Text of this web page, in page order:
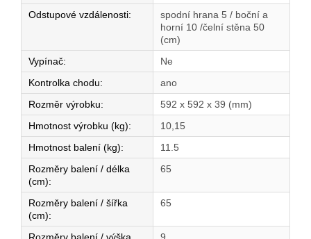
Odstupové vzdálenosti:
spodní hrana 5 / boční a
horní 10 /čelní stěna 50
(cm)
Vypínač:
Ne
Kontrolka chodu:
ano
Rozměr výrobku:
592 x 592 x 39 (mm)
Hmotnost výrobku (kg):
10,15
Hmotnost balení (kg):
11.5
Rozměry balení / délka
(cm):
65
Rozměry balení / šířka
(cm):
65